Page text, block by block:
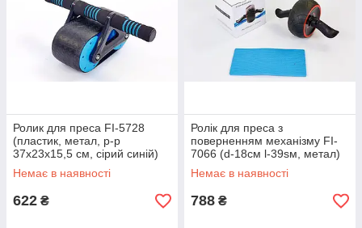
Ролик для преса FI-5728
(пластик, метал, р-р
37х23х15,5 см, сірий синій)
Немає в наявності
622 ₴
Ролік для преса з
поверненням механізму FI-
7066 (d-18cм l-39sм, метал)
Немає в наявності
788 ₴